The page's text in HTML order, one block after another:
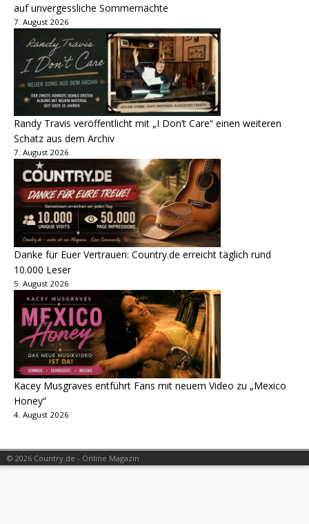
auf unvergessliche Sommernächte
7. August 2026
Randy Travis veröffentlicht mit „I Don’t Care“ einen weiteren
Schatz aus dem Archiv
7. August 2026
Danke für Euer Vertrauen: Country.de erreicht täglich rund
10.000 Leser
5. August 2026
Kacey Musgraves entführt Fans mit neuem Video zu „Mexico
Honey“
4. August 2026
© 2026 Country.de - Online Magazin